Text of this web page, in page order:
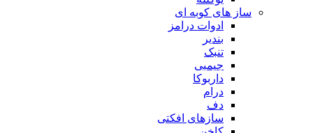
ساز های کوبه ای
ادوات درامز
بندیر
تنبک
جیمبی
داربوکا
درام
دف
سازهای افکتی